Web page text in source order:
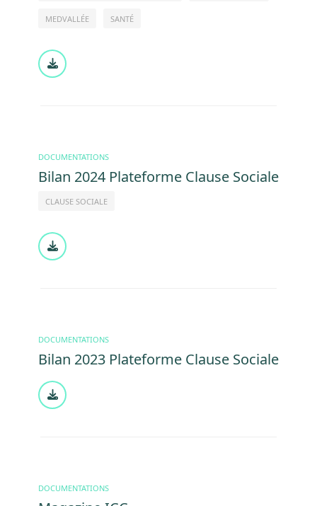
MEDVALLÉE SANTÉ
Document
DOCUMENTATIONS
Bilan 2024 Plateforme Clause Sociale
CLAUSE SOCIALE
Document
DOCUMENTATIONS
Bilan 2023 Plateforme Clause Sociale
Document
DOCUMENTATIONS